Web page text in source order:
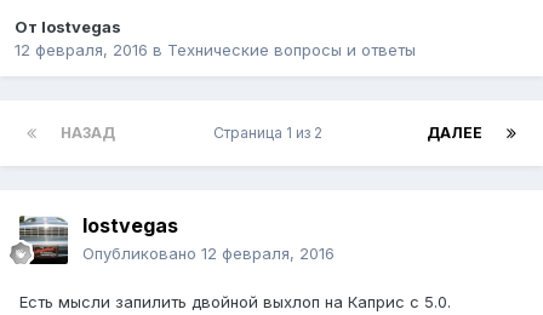
От lostvegas
12 февраля, 2016 в Технические вопросы и ответы
НАЗАД ДАЛЕЕ
Страница 1 из 2
lostvegas
Опубликовано 12 февраля, 2016
Есть мысли запилить двойной выхлоп на Каприс с 5.0.